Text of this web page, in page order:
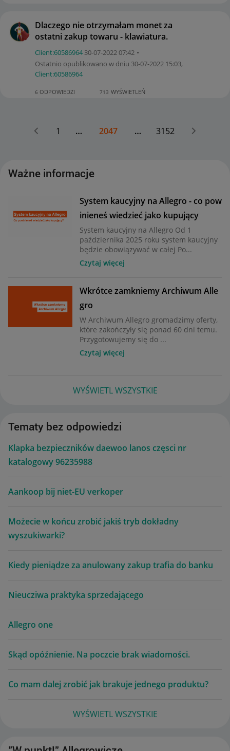
Dlaczego nie otrzymałam monet za
ostatni zakup towaru - klawiatura.
Client:60586964 ‎30-07-202207:42
Ostatnio opublikowano w dniu ‎30-07-2022 15:03,
Client:60586964
6 ODPOWIEDZI 713 WYŚWIETLEŃ
1 … 2047 … 3152
Ważne informacje
System kaucyjny na Allegro - co pow
inieneś wiedzieć jako kupujący
System kaucyjny na Allegro Od 1
października 2025 roku system kaucyjny
będzie obowiązywać w całej Po...
Czytaj więcej
Wkrótce zamkniemy Archiwum Alle
gro
W Archiwum Allegro gromadzimy oferty,
które zakończyły się ponad 60 dni temu.
Przygotowujemy się do ...
Czytaj więcej
WYŚWIETL WSZYSTKIE
Tematy bez odpowiedzi
Klapka bezpieczników daewoo lanos częsci nr
katalogowy 96235988
Aankoop bij niet-EU verkoper
Możecie w końcu zrobić jakiś tryb dokładny
wyszukiwarki?
Kiedy pieniądze za anulowany zakup trafia do banku
Nieucziwa praktyka sprzedającego
Allegro one
Skąd opóźnienie. Na poczcie brak wiadomości.
Co mam dalej zrobić jak brakuje jednego produktu?
WYŚWIETL WSZYSTKIE